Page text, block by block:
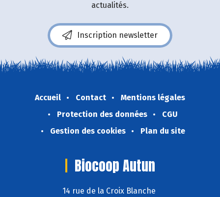
actualités.
Inscription newsletter
Accueil Contact
Mentions légales
Protection des données
CGU
Gestion des cookies
Plan du site
Biocoop Autun
14 rue de la Croix Blanche